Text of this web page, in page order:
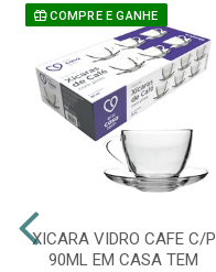
COMPRE E GANHE
XICARA VIDRO CAFE C/P
90ML EM CASA TEM